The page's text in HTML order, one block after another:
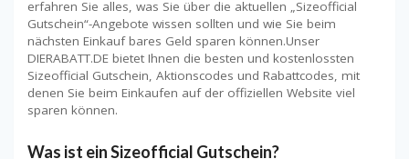
erfahren Sie alles, was Sie über die aktuellen „Sizeofficial
Gutschein“-Angebote wissen sollten und wie Sie beim
nächsten Einkauf bares Geld sparen können.Unser
DIERABATT.DE bietet Ihnen die besten und kostenlossten
Sizeofficial Gutschein, Aktionscodes und Rabattcodes, mit
denen Sie beim Einkaufen auf der offiziellen Website viel
sparen können.
Was ist ein Sizeofficial Gutschein?